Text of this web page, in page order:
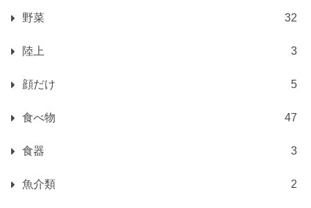
野菜 32
陸上 3
顔だけ 5
食べ物 47
食器 3
魚介類 2